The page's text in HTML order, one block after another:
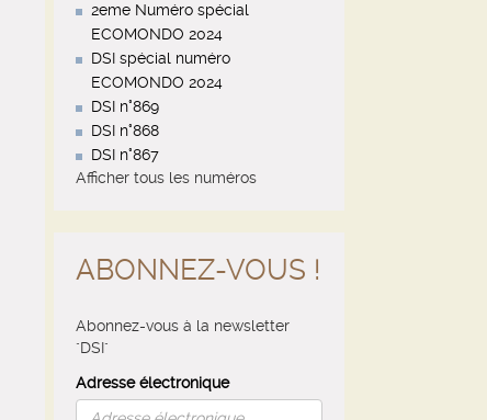
2eme Numéro spécial
ECOMONDO 2024
DSI spécial numéro
ECOMONDO 2024
DSI n°869
DSI n°868
DSI n°867
Afficher tous les numéros
ABONNEZ-VOUS !
Abonnez-vous à la newsletter
"DSI"
Adresse électronique